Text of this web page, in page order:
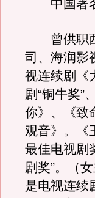
中国著名
曾供职西
司、海润影
视连续剧《
剧“铜牛奖”
你》、《致
观音》。《
最佳电视剧
剧奖”。（
是电视连续